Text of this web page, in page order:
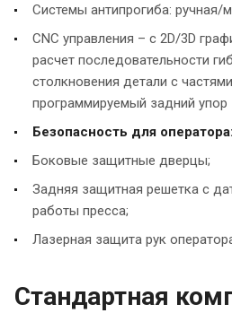
Системы антипрогиба: ручная/
CNC управления – c 2D/3D
расчет последовательности
столкновения детали с
программируемый задний упор
Безопасность для оператора:
Боковые защитные дверцы;
Задняя защитная решетка с
работы пресса;
Лазерная защита рук
Стандартная